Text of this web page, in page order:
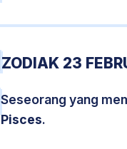
ZODIAK 23
Seseorang yang
Pisces.